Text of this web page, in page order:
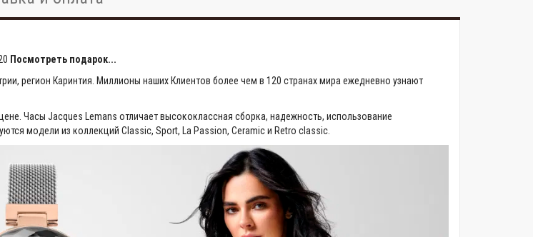
Посмотреть подарок...
регион Каринтия. Миллионы наших Клиентов более чем в 120 странах мира ежедневно узнают
Часы Jacques Lemans отличает высококлассная сборка, надежность, использование
модели из коллекций Classic, Sport, La Passion, Ceramic и Retro classic.